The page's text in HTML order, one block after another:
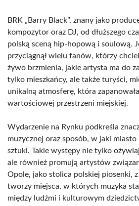
BRK „Barry Black”, znany jako
kompozytor oraz DJ, od dłuższego
polską sceną hip-hopową i soulową.
przyciągnął wielu fanów, którzy
żywo brzmienia, jakie artysta ma do
tylko mieszkańcy, ale także turyści,
unikalną atmosferę, która
wartościowej przestrzeni miejskiej.
Wydarzenie na Rynku podkreśla
muzycznej oraz sposób, w jaki
sztuki. Takie występy nie tylko
ale również promują artystów
Opole, jako stolica polskiej piosenki,
tworzy miejsca, w których muzyka
między ludźmi i kulturowym